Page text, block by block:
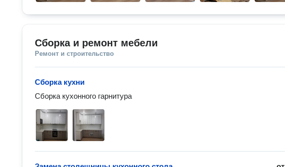
Сборка и ремонт мебели
Ремонт и строительство
Сборка кухни
Сборка кухонного гарнитура